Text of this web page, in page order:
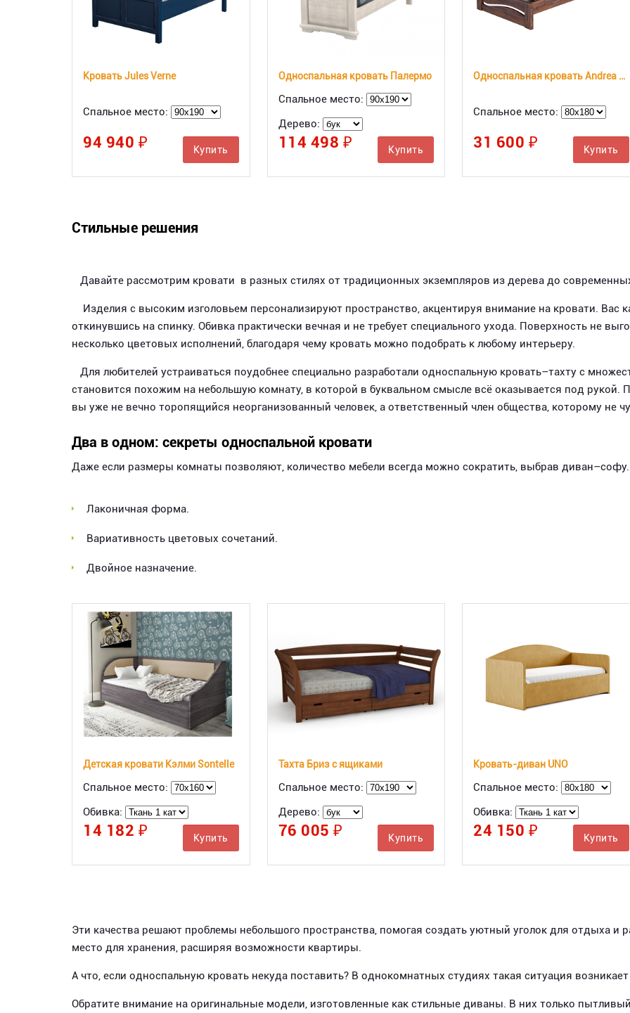
Кровать Jules Verne
Спальное место:
94 940 ₽ Купить
Односпальная кровать Палермо
Спальное место:
Дерево:
114 498 ₽ Купить
Односпальная кровать Andrea Extra
Спальное место:
31 600 ₽ Купить
Стильные решения
Давайте рассмотрим кровати в разных стилях от традиционных экземпляров из дерева до
Изделия с высоким изголовьем персонализируют пространство, акцентируя внимание на кровати. Вас
откинувшись на спинку. Обивка практически вечная и не требует специального ухода. Поверхность не
несколько цветовых исполнений, благодаря чему кровать можно подобрать к любому интерьеру.
Для любителей устраиваться поудобнее специально разработали односпальную кровать–тахту с
становится похожим на небольшую комнату, в которой в буквальном смысле всё оказывается под
вы уже не вечно торопящийся неорганизованный человек, а ответственный член общества, которому не
Два в одном: секреты односпальной кровати
Даже если размеры комнаты позволяют, количество мебели всегда можно сократить, выбрав диван–софу.
Лаконичная форма.
Вариативность цветовых сочетаний.
Двойное назначение.
Детская кровати Кэлми Sontelle
Спальное место:
Обивка:
14 182 ₽ Купить
Тахта Бриз с ящиками
Спальное место:
Дерево:
76 005 ₽ Купить
Кровать-диван UNO
Спальное место:
Обивка:
24 150 ₽ Купить
Эти качества решают проблемы небольшого пространства, помогая создать уютный уголок для отдыха
место для хранения, расширяя возможности квартиры.
А что, если односпальную кровать некуда поставить? В однокомнатных студиях такая ситуация
Обратите внимание на оригинальные модели, изготовленные как стильные диваны. В них только